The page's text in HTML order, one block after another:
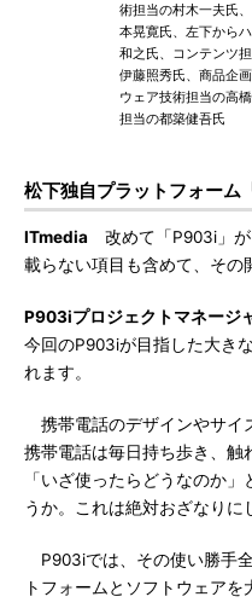
術担当の村木一夫氏
本晃寛氏、左下から
和之氏、コンテンツ
伊藤照秀氏、商品企
ウェア技術担当の高
担当の都築健吾氏
松下独自プラットフォーム
ITmedia 改めて「P903i」が
載らない項目も含めて、その
P903iプロジェクトマネージ
今回のP903iが目指した大き
れます。
携帯電話のデザインやサイ
携帯電話は毎日持ち歩き、触
「いざ使ったらどうなのか
うか。これは絶対おざなりに
P903iでは、その使い勝手
トフォームとソフトウェアを